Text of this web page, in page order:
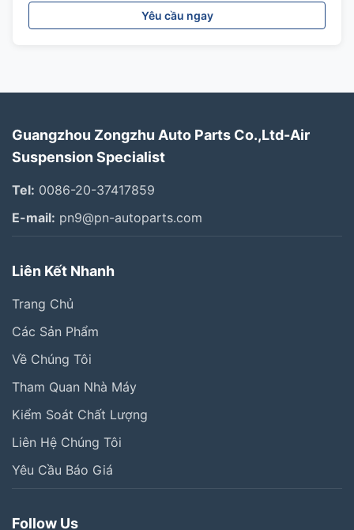
Yêu cầu ngay
Guangzhou Zongzhu Auto Parts Co.,Ltd-Air
Suspension Specialist
Tel: 0086-20-37417859
E-mail: pn9@pn-autoparts.com
Liên Kết Nhanh
Trang Chủ
Các Sản Phẩm
Về Chúng Tôi
Tham Quan Nhà Máy
Kiểm Soát Chất Lượng
Liên Hệ Chúng Tôi
Yêu Cầu Báo Giá
Follow Us